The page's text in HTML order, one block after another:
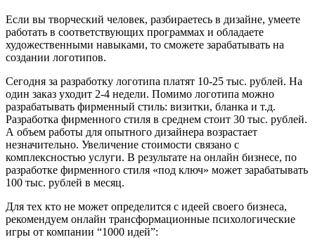
Если вы творческий человек, разбираетесь в дизайне, умеете
работать в соответствующих программах и обладаете
художественными навыками, то сможете зарабатывать на
создании логотипов.
Сегодня за разработку логотипа платят 10-25 тыс. рублей. На
один заказ уходит 2-4 недели. Помимо логотипа можно
разрабатывать фирменный стиль: визитки, бланка и т.д.
Разработка фирменного стиля в среднем стоит 30 тыс. рублей.
А объем работы для опытного дизайнера возрастает
незначительно. Увеличение стоимости связано с
комплексностью услуги. В результате на онлайн бизнесе, по
разработке фирменного стиля «под ключ» может зарабатывать
100 тыс. рублей в месяц.
Для тех кто не может определится с идеей своего бизнеса,
рекомендуем онлайн трансформационные психологические
игры от компании “1000 идей”: